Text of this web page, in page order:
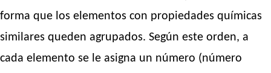
forma que los elementos con propiedades químicas
similares queden agrupados. Según este orden, a
cada elemento se le asigna un número (número